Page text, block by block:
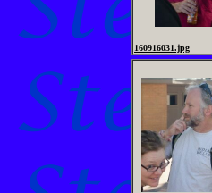
160916031.jpg